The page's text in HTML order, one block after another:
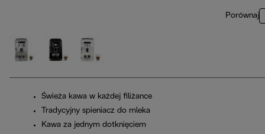
Porównaj
Świeża kawa w każdej filiżance
Tradycyjny spieniacz do mleka
Kawa za jednym dotknięciem